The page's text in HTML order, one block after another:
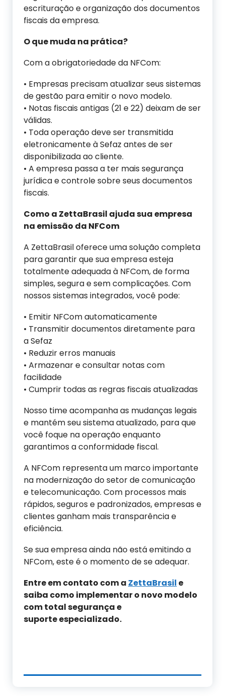
escrituração e organização dos documentos
fiscais da empresa.
O que muda na prática?
Com a obrigatoriedade da NFCom:
• Empresas precisam atualizar seus sistemas
de gestão para emitir o novo modelo.
• Notas fiscais antigas (21 e 22) deixam de ser
válidas.
• Toda operação deve ser transmitida
eletronicamente à Sefaz antes de ser
disponibilizada ao cliente.
• A empresa passa a ter mais segurança
jurídica e controle sobre seus documentos
fiscais.
Como a ZettaBrasil ajuda sua empresa
na emissão da NFCom
A ZettaBrasil oferece uma solução completa
para garantir que sua empresa esteja
totalmente adequada à NFCom, de forma
simples, segura e sem complicações. Com
nossos sistemas integrados, você pode:
• Emitir NFCom automaticamente
• Transmitir documentos diretamente para
a Sefaz
• Reduzir erros manuais
• Armazenar e consultar notas com
facilidade
• Cumprir todas as regras fiscais atualizadas
Nosso time acompanha as mudanças legais
e mantém seu sistema atualizado, para que
você foque na operação enquanto
garantimos a conformidade fiscal.
A NFCom representa um marco importante
na modernização do setor de comunicação
e telecomunicação. Com processos mais
rápidos, seguros e padronizados, empresas e
clientes ganham mais transparência e
eficiência.
Se sua empresa ainda não está emitindo a
NFCom, este é o momento de se adequar.
Entre em contato com a ZettaBrasil e
saiba como implementar o novo modelo
com total segurança e
suporte especializado.